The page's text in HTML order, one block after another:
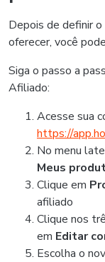
Depois de definir
oferecer, você
Siga o passo a
Afiliado:
Acesse sua
https://
No menu
Meus
Clique em
afiliado
Clique nos
em Editar
Escolha o